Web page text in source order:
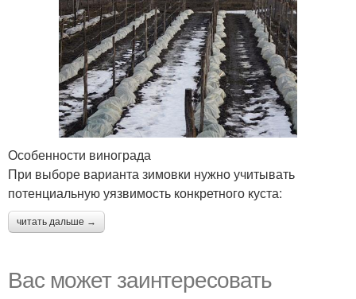
Особенности винограда
При выборе варианта зимовки нужно учитывать
потенциальную уязвимость конкретного куста:
читать дальше →
Вас может заинтересовать